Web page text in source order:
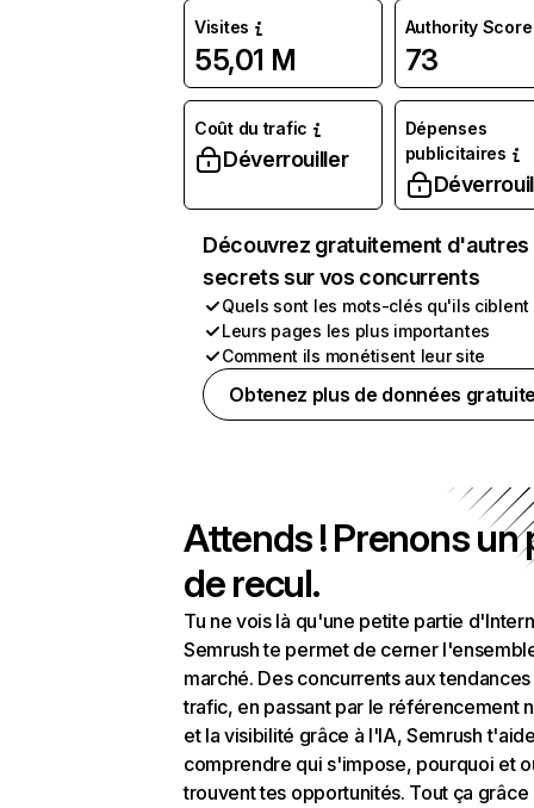
Visites
55,01 M
Authority Score
73
Coût du trafic
Déverrouiller
Dépenses
publicitaires
Découvrez gratuitement d'autres
secrets sur vos concurrents
Quels sont les mots-clés qu'ils ciblent
Leurs pages les plus importantes
Comment ils monétisent leur site
Obtenez plus de données
Attends ! Prenons un
de recul.
Tu ne vois là qu'une petite partie
Semrush te permet de cerner
marché. Des concurrents aux
trafic, en passant par le référencement
et la visibilité grâce à l'IA, Semrush
comprendre qui s'impose, pourquoi et
trouvent tes opportunités. Tout ça grâce